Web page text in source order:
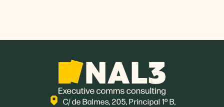
C/ de Balmes, 205, Principal 1º B,